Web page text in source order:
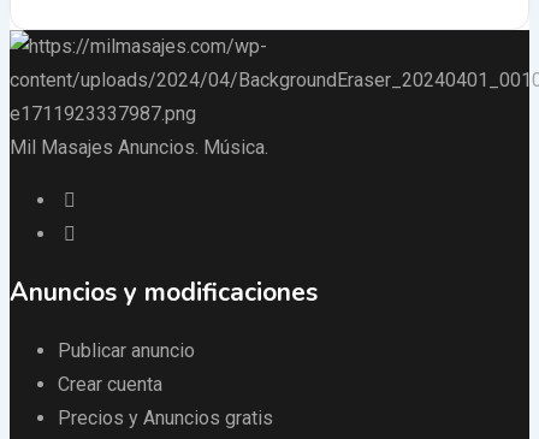
Mil Masajes Anuncios. Música.
Anuncios y modificaciones
Publicar anuncio
Crear cuenta
Precios y Anuncios gratis